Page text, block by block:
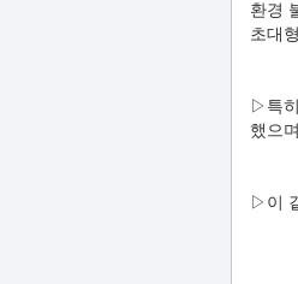
환경
초대
▷특
했으
▷이